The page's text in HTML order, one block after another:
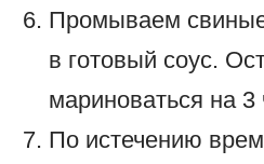
Промываем
в готовый соус.
мариноваться на 3
По истечению